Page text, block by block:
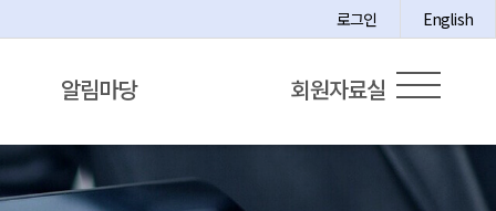
로그인 English
알림마당 회원자료실